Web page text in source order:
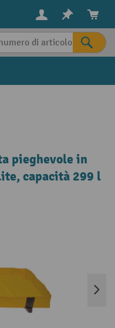
pieghevole in
capacità 299 l